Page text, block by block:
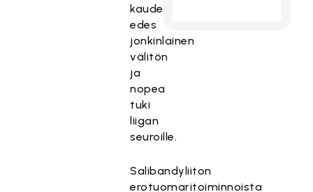
kaudelle
edes
jonkinlainen
välitön
ja
nopea
tuki
liigan
seuroille.
Salibandyliiton
erotuomaritoiminnoista